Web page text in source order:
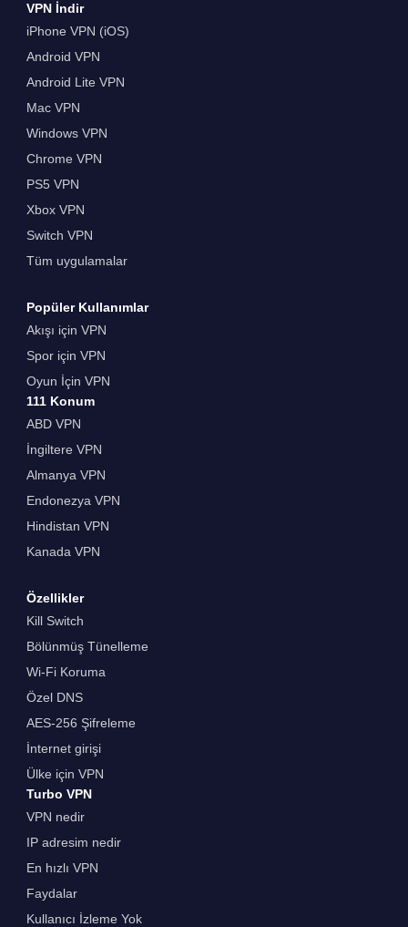
VPN İndir
iPhone VPN (iOS)
Android VPN
Android Lite VPN
Mac VPN
Windows VPN
Chrome VPN
PS5 VPN
Xbox VPN
Switch VPN
Tüm uygulamalar
Popüler Kullanımlar
Akışı için VPN
Spor için VPN
Oyun İçin VPN
111 Konum
ABD VPN
İngiltere VPN
Almanya VPN
Endonezya VPN
Hindistan VPN
Kanada VPN
Özellikler
Kill Switch
Bölünmüş Tünelleme
Wi-Fi Koruma
Özel DNS
AES-256 Şifreleme
İnternet girişi
Ülke için VPN
Turbo VPN
VPN nedir
IP adresim nedir
En hızlı VPN
Faydalar
Kullanıcı İzleme Yok